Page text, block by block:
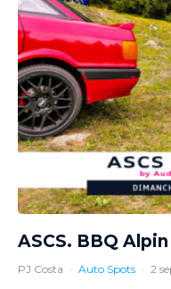
ASCS. BBQ
PJ Costa · Auto Spots · 2